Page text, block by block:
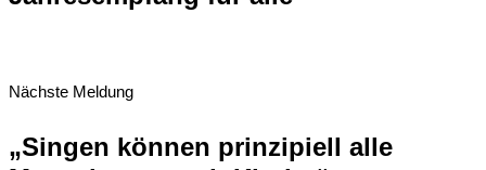
Nächste Meldung
„Singen können prinzipiell alle